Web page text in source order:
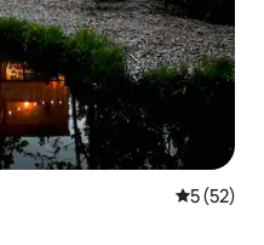
從 52 則評
5 (52)